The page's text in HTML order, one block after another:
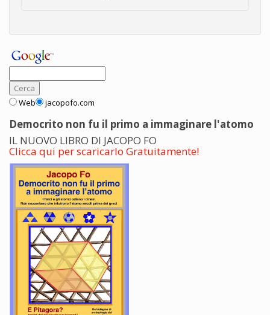
Web jacopofo.com
Democrito non fu il primo a immaginare l'atomo
IL NUOVO LIBRO DI JACOPO FO
Clicca qui per scaricarlo Gratuitamente!